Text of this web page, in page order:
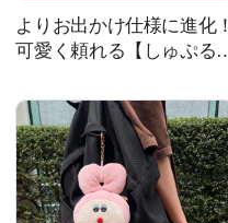
よりお出かけ仕様に進化！
可愛く頼れる【しゅぷる